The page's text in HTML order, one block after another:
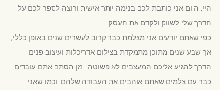
היי, היום אני כותבת לכם בנימה יותר אישית ורוצה לספר לכם על
הדרך שלי לשווק ולקדם את העסק.
כפי שאתם יודעים אני מצלמת כבר קרוב לעשרים שנים באופן כללי,
אך שבע שנים מתוכן מתמקדת בצילום אדריכלות ועיצוב פנים.
הדרך להגיע אליכם המעצבים לא פשוטה. מן הסתם אתם עובדים
כבר עם צלמים שאתם אוהבים את העבודה שלהם. וכמו שאני